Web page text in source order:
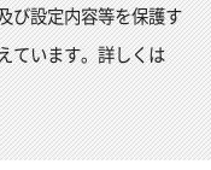
び設定内容等を保護す
ています。詳しくは